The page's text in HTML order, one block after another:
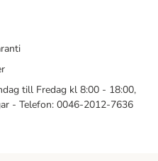
till Fredag kl 8:00 - 18:00,
- Telefon: 0046-2012-7636